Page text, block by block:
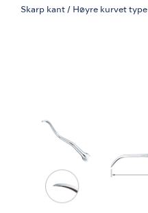
Skarp kant / Høyre kurvet type